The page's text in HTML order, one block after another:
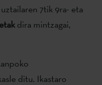
7tik 9ra- eta
dira mintzagai,
ditu. Ikastaro